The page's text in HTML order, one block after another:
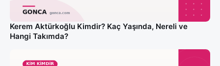
Kerem Aktürkoğlu Kimdir? Kaç Yaşında, Nereli ve
Hangi Takımda?